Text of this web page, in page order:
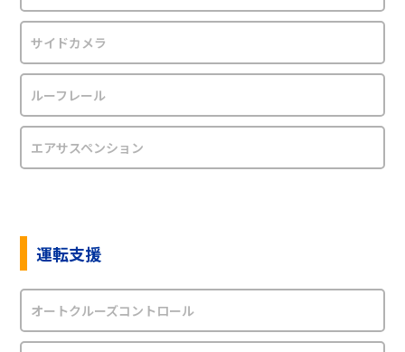
サイドカメラ
ルーフレール
エアサスペンション
運転支援
オートクルーズコントロール